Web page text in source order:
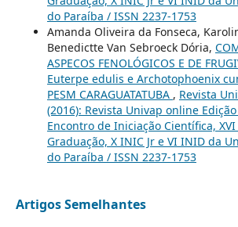
do Paraíba / ISSN 2237-1753
Amanda Oliveira da Fonseca,
Benedictte Van Sebroeck Dória,
ASPECOS FENOLÓGICOS E DE
Euterpe edulis e Archotophoenix
PESM CARAGUATATUBA , Revista
(2016): Revista Univap online Edição
Encontro de Iniciação Científica,
Graduação, X INIC Jr e VI INID da
do Paraíba / ISSN 2237-1753
Artigos Semelhantes